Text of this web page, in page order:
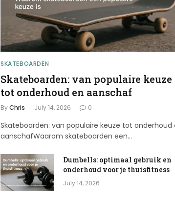
SKATEBOARDEN
Skateboarden: van populaire keuze
tot onderhoud en aanschaf
ByChris July 14, 2026 0
Skateboarden: van populaire keuze tot onderhoud
aanschafWaarom skateboarden een…
Dumbells: optimaal gebruik en
onderhoud voor je thuisfitness
July 14, 2026